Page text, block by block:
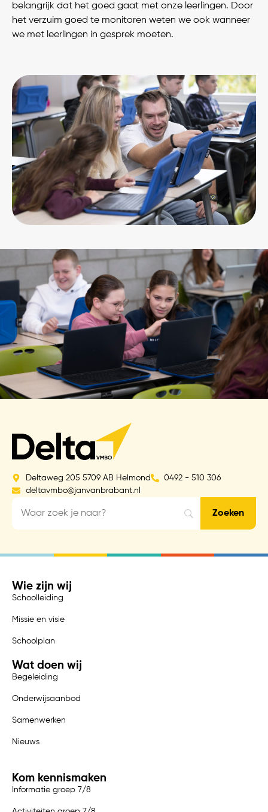
belangrijk dat het goed gaat met onze leerlingen. Door
het verzuim goed te monitoren weten we ook wanneer
we met leerlingen in gesprek moeten.
Deltaweg 205 5709 AB Helmond
0492 - 510 306
deltavmbo@janvanbrabant.nl
Wie zijn wij
Schoolleiding
Missie en visie
Schoolplan
Wat doen wij
Begeleiding
Onderwijsaanbod
Samenwerken
Nieuws
Kom kennismaken
Informatie groep 7/8